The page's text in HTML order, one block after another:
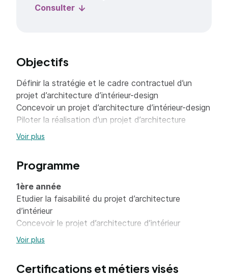
Consulter
Objectifs
Définir la stratégie et le cadre contractuel d’un
projet d’architecture d’intérieur-design
Concevoir un projet d’architecture d’intérieur-design
Piloter la réalisation d’un projet d’architecture
d’intérieur-design
Voir plus
Programme
1ère année
Etudier la faisabilité du projet d’architecture
d’intérieur
Concevoir le projet d’architecture d’intérieur
Organiser l’exécution des travaux
Voir plus
Certifications et métiers visés